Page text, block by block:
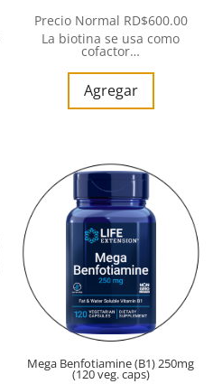
Precio Normal RD$600.00
La biotina se usa como
cofactor…
Agregar
Mega Benfotiamine (B1) 250mg
(120 veg. caps)